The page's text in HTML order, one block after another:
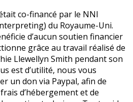
co-financé par le NNI
du Royaume-Uni.
d’aucun soutien financier
grâce au travail réalisé de
Llewellyn Smith pendant son
est d’utilité, nous vous
un don via Paypal, afin de
d’hébergement et de